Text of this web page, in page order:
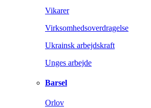
Vikarer
Virksomhedsoverdragelse
Ukrainsk arbejdskraft
Unges arbejde
Barsel
Orlov